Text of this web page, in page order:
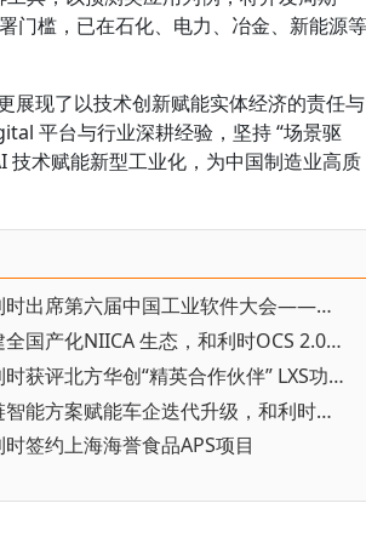
门槛，已在石化、电力、冶金、新能源等
展现了以技术创新赋能实体经济的责任与
平台与行业深耕经验，坚持 “场景驱
技术赋能新型工业化，为中国制造业高质
▪ 和利时出席第六届中国工业软件大会——以数据知识双轮驱动赋能工业AI革新
▪ 共建全国产化NIICA 生态，和利时OCS 2.0完成多厂商兼容认证
▪ 和利时获评北方华创“精英合作伙伴” LXS功能安全PLC 护航半导体装备国产化
▪ 全链智能方案赋能车企迭代升级，和利时精彩亮相“AMTS 2026”
时签约上海海誉食品APS项目